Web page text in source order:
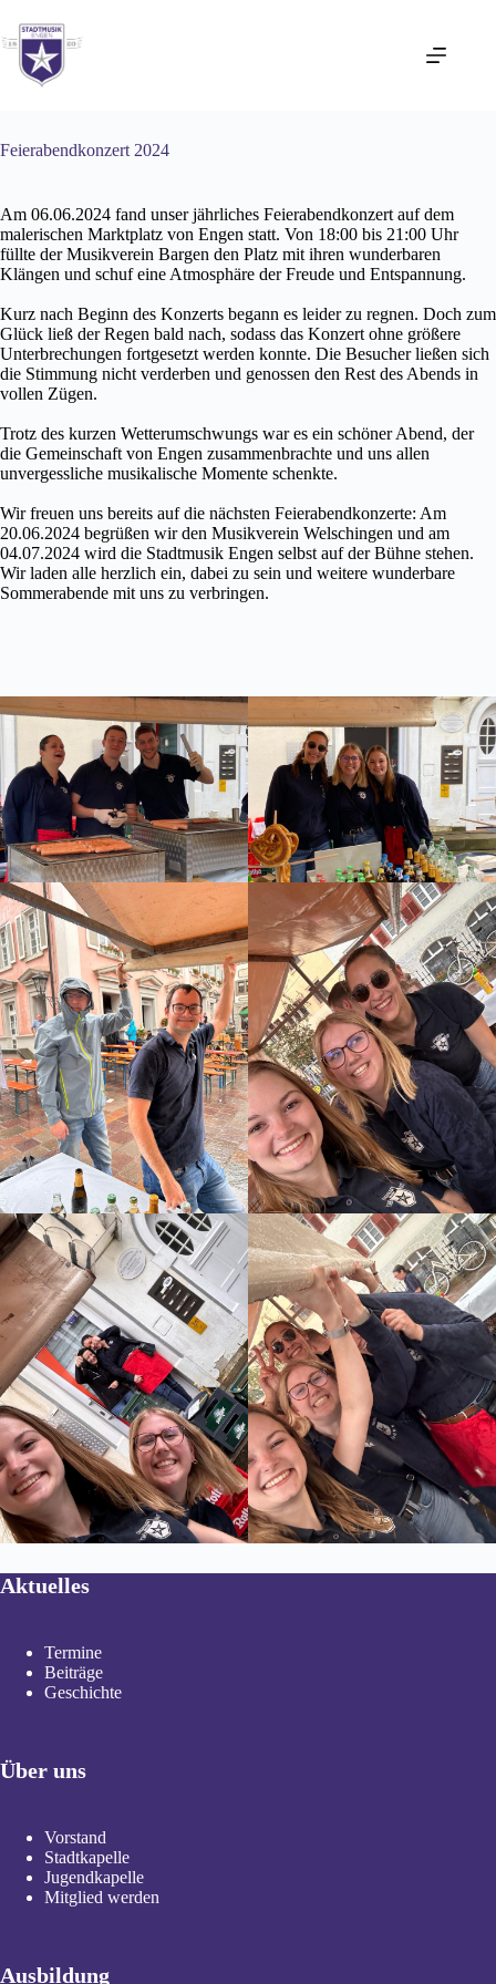
Inhalt
springen
Feierabendkonzert 2024
Am 06.06.2024 fand unser jährliches Feierabendkonzert auf dem
malerischen Marktplatz von Engen statt. Von 18:00 bis 21:00 Uhr
füllte der Musikverein Bargen den Platz mit ihren wunderbaren
Klängen und schuf eine Atmosphäre der Freude und Entspannung.
Kurz nach Beginn des Konzerts begann es leider zu regnen. Doch zum
Glück ließ der Regen bald nach, sodass das Konzert ohne größere
Unterbrechungen fortgesetzt werden konnte. Die Besucher ließen sich
die Stimmung nicht verderben und genossen den Rest des Abends in
vollen Zügen.
Trotz des kurzen Wetterumschwungs war es ein schöner Abend, der
die Gemeinschaft von Engen zusammenbrachte und uns allen
unvergessliche musikalische Momente schenkte.
Wir freuen uns bereits auf die nächsten Feierabendkonzerte: Am
20.06.2024 begrüßen wir den Musikverein Welschingen und am
04.07.2024 wird die Stadtmusik Engen selbst auf der Bühne stehen.
Wir laden alle herzlich ein, dabei zu sein und weitere wunderbare
Sommerabende mit uns zu verbringen.
Aktuelles
Termine
Beiträge
Geschichte
Über uns
Vorstand
Stadtkapelle
Jugendkapelle
Mitglied werden
Ausbildung